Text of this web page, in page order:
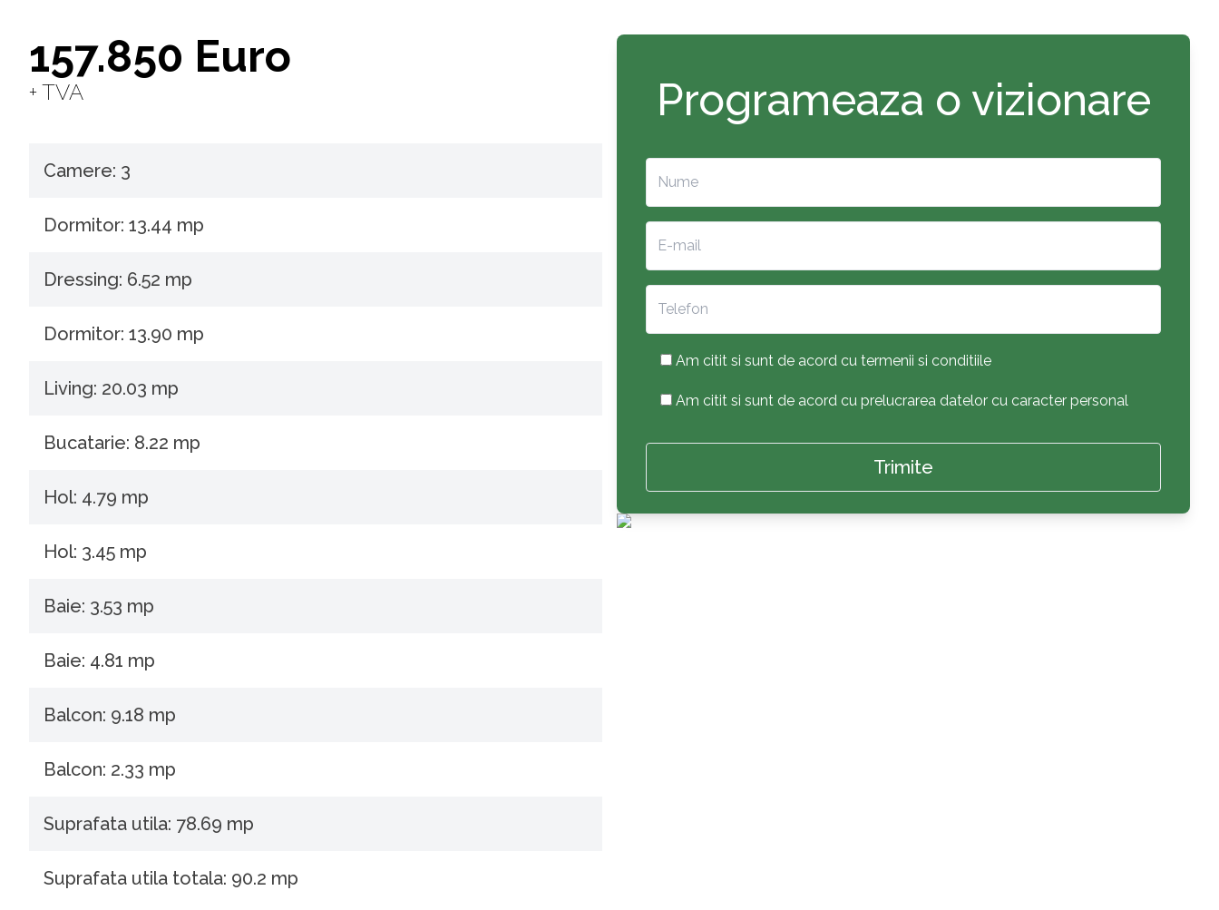
157.850 Euro
+ TVA
Camere: 3
Dormitor: 13.44 mp
Dressing: 6.52 mp
Dormitor: 13.90 mp
Living: 20.03 mp
Bucatarie: 8.22 mp
Hol: 4.79 mp
Hol: 3.45 mp
Baie: 3.53 mp
Baie: 4.81 mp
Balcon: 9.18 mp
Balcon: 2.33 mp
Suprafata utila: 78.69 mp
Suprafata utila totala: 90.2 mp
Programeaza o vizionare
Am citit si sunt de acord cu termenii si conditiile
Am citit si sunt de acord cu prelucrarea datelor cu caracter personal